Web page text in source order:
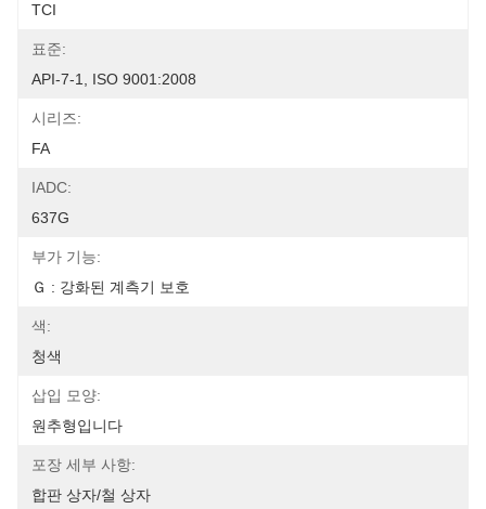
TCI
표준:
API-7-1, ISO 9001:2008
시리즈:
FA
IADC:
637G
부가 기능:
Ｇ : 강화된 계측기 보호
색:
청색
삽입 모양:
원추형입니다
포장 세부 사항:
합판 상자/철 상자